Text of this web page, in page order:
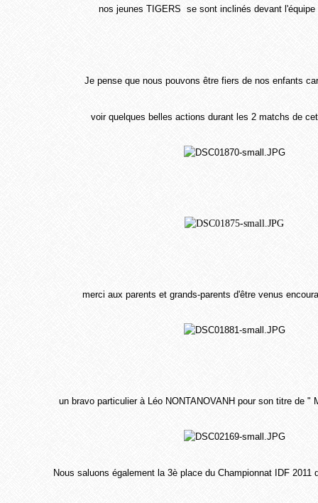
nos jeunes TIGERS se sont inclinés devant l'équipe
Je pense que nous pouvons être fiers de nos enfants
voir quelques belles actions durant les 2 matchs de
merci aux parents et grands-parents d'être venus
un bravo particulier à Léo NONTANOVANH pour son titre de "
Nous saluons également la 3è place du Championnat IDF 2011